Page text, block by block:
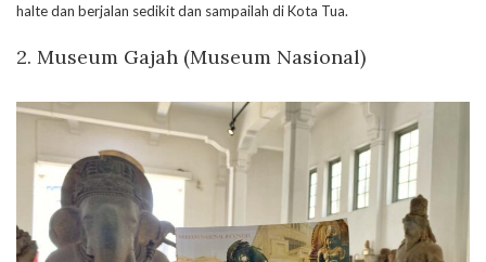
halte dan berjalan sedikit dan sampailah di Kota Tua.
2. Museum Gajah (Museum Nasional)